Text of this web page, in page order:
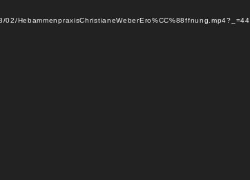
HebammenpraxisChristianeWeberEro%CC%88ffnung.mp4?_=44